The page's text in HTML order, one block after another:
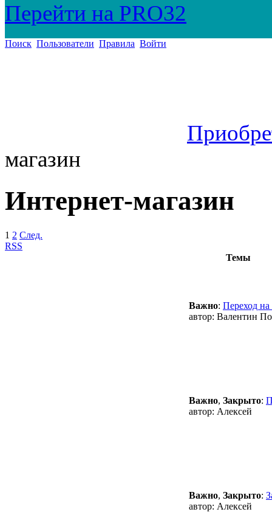
Перейти на PRO32
Поиск Пользователи Правила Войти
магазин
Интернет-магазин
1 2 След.
RSS
Темы
Важно: Переход
автор: Валентин
Важно, Закрыто:
автор: Алексей
Важно, Закрыто:
автор: Алексей